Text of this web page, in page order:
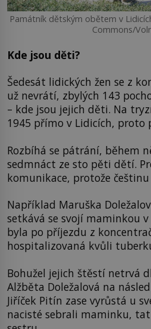
Památník dětským obětem v
Commons/
Kde jsou děti?
Šedesát lidických žen se z
už nevrátí, zbylých 143
– kde jsou jejich děti. Na
1945 přímo v Lidicích, proto
Rozbíhá se pátrání, během
sedmnáct ze sto pěti dětí.
komunikace, protože
Například Maruška
setkává se svojí maminkou
byla po příjezdu z
hospitalizovaná kvůli
Bohužel jejich štěstí netrvá
Alžběta Doležalová na
Jiříček Pitín zase vyrůstá u
nacisté sebrali maminku,